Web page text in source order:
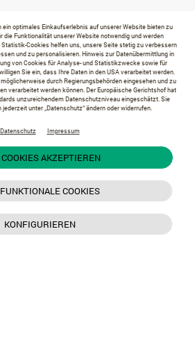
ein optimales Einkaufserlebnis auf unserer Website bieten zu
die Funktionalität unserer Website notwendig und werden
Cookies helfen uns, unsere Seite stetig zu verbessern
und zu personalisieren. Hinweis zur Datenübermittlung in
von Cookies für Analyse- und Statistikzwecke sowie für
Sie ein, dass Ihre Daten in den USA verarbeitet werden.
durch Regierungsbehörden eingesehen und zu
verarbeitet werden können. Der Europäische Gerichtshof hat
unzureichendem Datenschutzniveau eingeschätzt. Sie
unter „Datenschutz“ ändern oder widerrufen.
Datenschutz Impressum
AKZEPTIEREN
COOKIES
KONFIGURIEREN